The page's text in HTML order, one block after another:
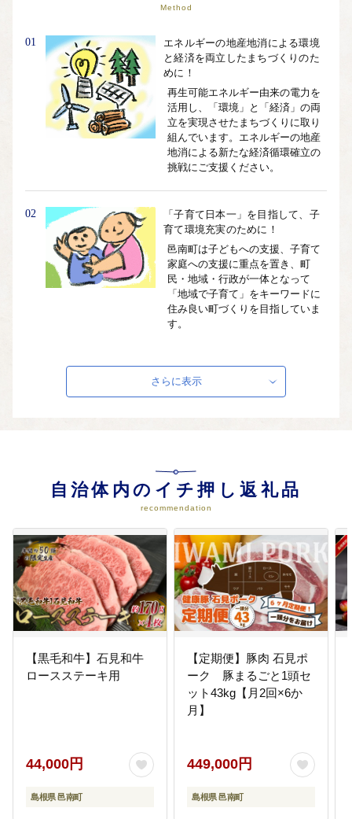
個人情報の保護は遷移先サイトの方針に従います。
Method
01
エネルギーの地産地消による環境
と経済を両立したまちづくりのた
めに！
再生可能エネルギー由来の電力を
活用し、「環境」と「経済」の両
立を実現させたまちづくりに取り
組んでいます。エネルギーの地産
地消による新たな経済循環確立の
挑戦にご支援ください。
02
「子育て日本一」を目指して、子
育て環境充実のために！
邑南町は子どもへの支援、子育て
家庭への支援に重点を置き、町
民・地域・行政が一体となって
「地域で子育て」をキーワードに
住み良い町づくりを目指していま
す。
お年寄りがいきいきと幸せに暮ら
すことのできる環境づくりのため
に！
子どもからお年寄りまで誰もが住
す。
04
町内小学校、中学校の教育環境充
実のために！
「世界へも羽ばたく力」を身につ
けることができるよう、家庭・地
域・学校が一つになって応援して
いきます。
05
町長におまかせ（文化財保護、環
境保全など）
特段のご希望がなければ、町政全
般に活用いたします。
見養護学校）支援のために！
さらに表示
自治体内のイチ押し返礼品
recommendation
【黒毛和牛】石見和牛
ロースステーキ用
44,000円
島根県 邑南町
【定期便】豚肉 石見ポ
ーク 豚まるごと1頭セ
ット43kg【月2回×6か
月】
449,000円
島根県 邑南町